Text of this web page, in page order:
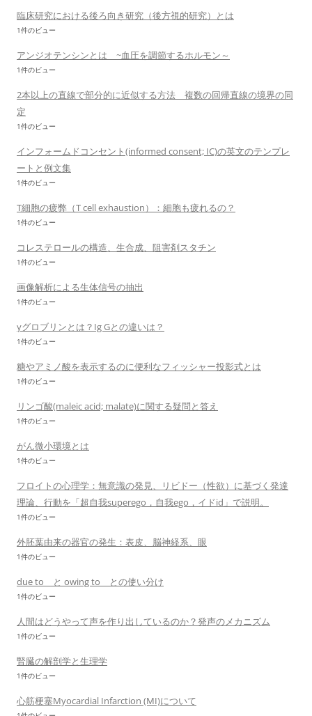
臨床研究における後ろ向き研究（後方視的研究）とは
1件のビュー
アンジオテンシンとは ~血圧を調節するホルモン～
1件のビュー
2本以上の直線で部分的に近似する方法 複数の回帰直線の境界の同
定
1件のビュー
インフォームドコンセント(informed consent; IC)の英文のテンプレ
ートと例文集
1件のビュー
T細胞の疲弊（T cell exhaustion）：細胞も疲れるの？
1件のビュー
コレステロールの構造、生合成、阻害剤スタチン
1件のビュー
画像解析による生体信号の抽出
1件のビュー
γグロブリンとは？Ig Gとの違いは？
1件のビュー
糖やアミノ酸を表示するのに便利なフィッシャー投影式とは
1件のビュー
リンゴ酸(maleic acid; malate)に関する疑問と答え
1件のビュー
がん微小環境とは
1件のビュー
フロイトの心理学：無意識の発見、リビドー（性欲）に基づく発達
理論、行動を「超自我superego，自我ego，イドid」で説明。
1件のビュー
外胚葉由来の器官の発生：表皮、脳神経系、眼
1件のビュー
due to と owing to との使い分け
1件のビュー
人間はどうやって声を作り出しているのか？発声のメカニズム
1件のビュー
腎臓の解剖学と生理学
1件のビュー
心筋梗塞Myocardial Infarction (MI)について